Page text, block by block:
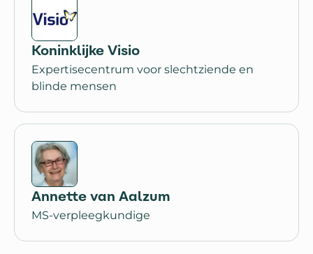
Koninklijke Visio
Expertisecentrum voor slechtziende en
blinde mensen
Annette van Aalzum
MS-verpleegkundige